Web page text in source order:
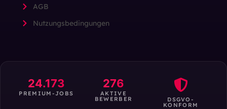
AGB
Nutzungsbedingungen
24.173
PREMIUM-JOBS
276
AKTIVE
BEWERBER DSGVO-
KONFORM